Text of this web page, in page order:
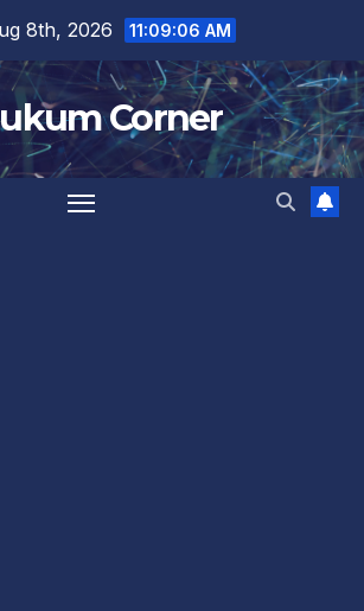
8th, 2026 11:09:06 AM
Corner